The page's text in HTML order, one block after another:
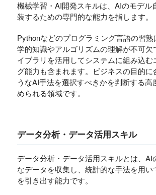
機械学習・AI開発スキルは、AIのモデル
装するための専門的な能力を指します。
Pythonなどのプログラミング言語の習
学的知識やアルゴリズムの理解が不可欠
イブラリを活用してシステムに組み込む
グ能力も含まれます。ビジネスの目的に
うなAI手法を選択すべきかを判断する高
められる領域です。
データ分析・データ活用スキル
データ分析・データ活用スキルとは、AI
なデータを収集し、統計的な手法を用い
を引き出す能力です。